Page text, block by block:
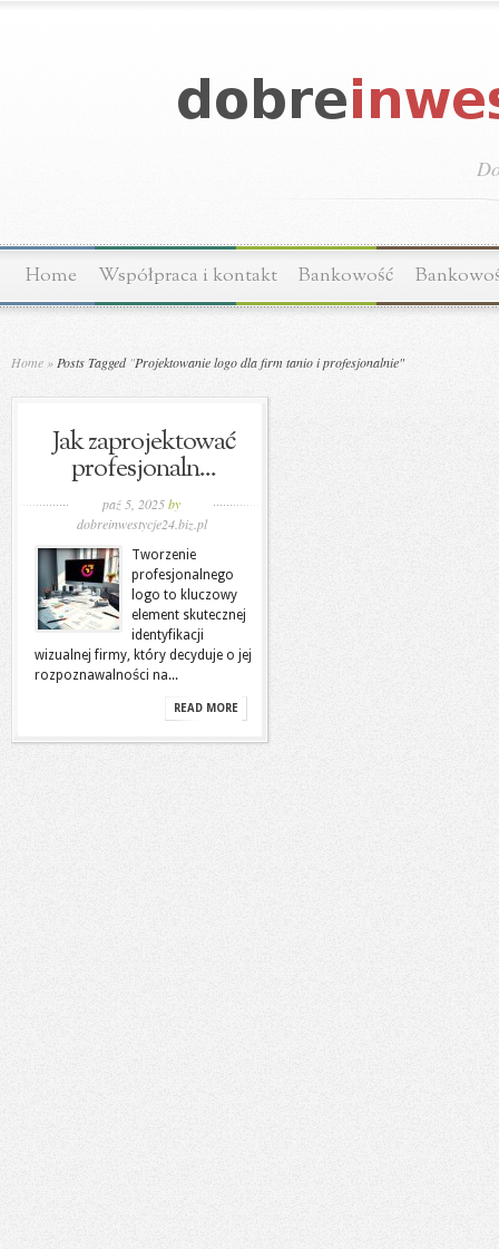
Home Współpraca i kontakt Bankowość
Home » Posts Tagged "Projektowanie logo dla firm tanio i profesjonalnie"
Jak zaprojektować
profesjonaln...
paź 5, 2025by
dobreinwestycje24.biz.pl
Tworzenie
profesjonalnego
logo to kluczowy
element skutecznej
identyfikacji
wizualnej firmy, który decyduje o jej
rozpoznawalności na...
READ MORE